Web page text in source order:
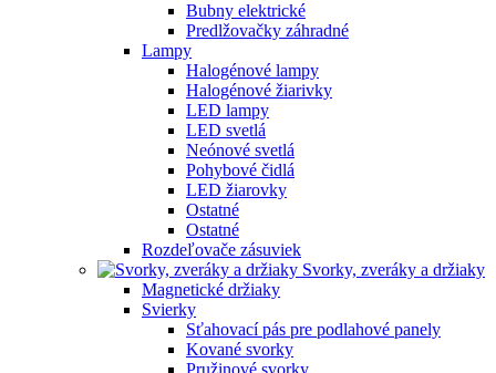
Bubny elektrické
Predlžovačky záhradné
Lampy
Halogénové lampy
Halogénové žiarivky
LED lampy
LED svetlá
Neónové svetlá
Pohybové čidlá
LED žiarovky
Ostatné
Ostatné
Rozdeľovače zásuviek
Svorky, zveráky a držiaky
Magnetické držiaky
Svierky
Sťahovací pás pre podlahové panely
Kované svorky
Pružinové svorky